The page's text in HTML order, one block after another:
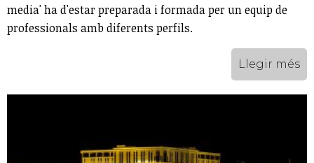
media' ha d'estar preparada i formada per un equip de
professionals amb diferents perfils.
Llegir més